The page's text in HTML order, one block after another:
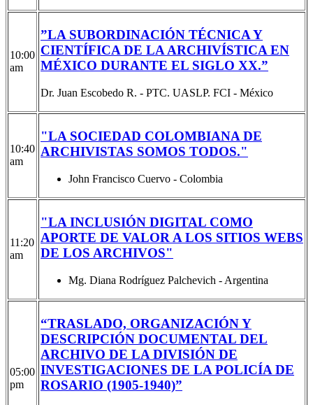
10:00
am
”LA SUBORDINACIÓN TÉCNICA Y
CIENTÍFICA DE LA ARCHIVÍSTICA EN
MÉXICO DURANTE EL SIGLO XX.”
Dr. Juan Escobedo R. - PTC. UASLP. FCI - México
10:40
am
"LA SOCIEDAD COLOMBIANA DE
ARCHIVISTAS SOMOS TODOS."
John Francisco Cuervo - Colombia
11:20
am
"LA INCLUSIÓN DIGITAL COMO
APORTE DE VALOR A LOS SITIOS WEBS
DE LOS ARCHIVOS"
Mg. Diana Rodríguez Palchevich - Argentina
05:00
pm
“TRASLADO, ORGANIZACIÓN Y
DESCRIPCIÓN DOCUMENTAL DEL
ARCHIVO DE LA DIVISIÓN DE
INVESTIGACIONES DE LA POLICÍA DE
ROSARIO (1905-1940)”